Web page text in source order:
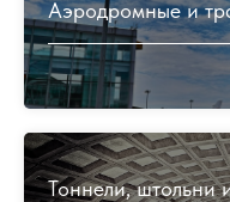
Аэродромные и
Тоннели, штольни
экспертами
довольных